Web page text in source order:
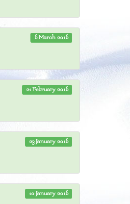
6 March 2016
21 February 2016
23 January 2016
10 January 2016